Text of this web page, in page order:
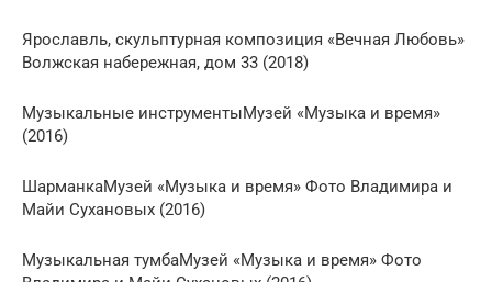
Ярославль, скульптурная композиция «Вечная Любовь»
Волжская набережная, дом 33 (2018)
Музыкальные инструментыМузей «Музыка и время»
(2016)
ШарманкаМузей «Музыка и время» Фото Владимира и
Майи Сухановых (2016)
Музыкальная тумбаМузей «Музыка и время» Фото